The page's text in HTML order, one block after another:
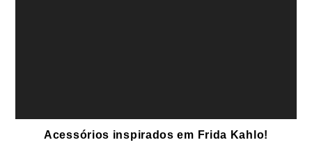
Acessórios inspirados em Frida Kahlo!